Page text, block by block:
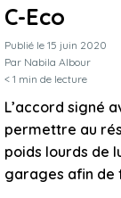
C-Eco
Publié le 15 juin 2020
Par Nabila Albour
< 1 min de lecture
L’accord signé
permettre au
poids lourds de
garages afin de